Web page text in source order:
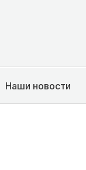
Наши новости